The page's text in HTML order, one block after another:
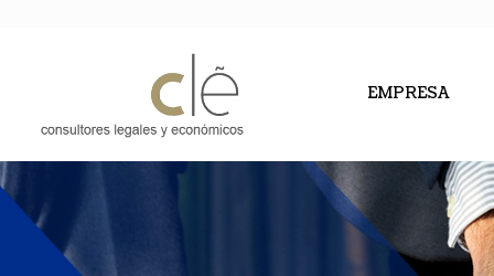
EMPRESA